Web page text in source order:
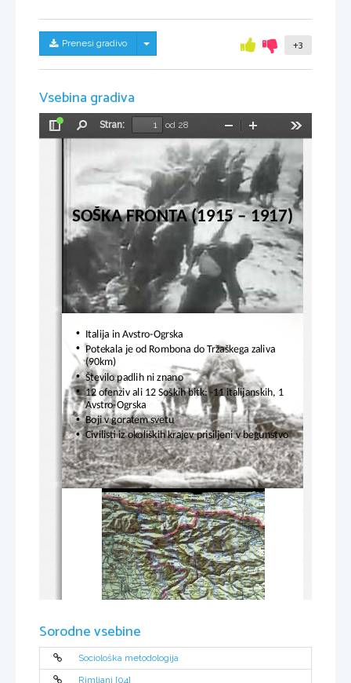
Prenesi gradivo Skrij/prikaži meni +3
Vsebina gradiva
Preklopi
Stran:
od 28
Pomanjšaj
SOŠKA FRONTA (1915 – 1917)
• Italija in Avstro-Ogrska
• Potekala je od Rombona do Tržaškega zaliva
(90km)
• Število padlih ni znano
• 12 ofenziv ali 12 Soških bitk: -11 italijanskih, 1
Avstro-Ogrska
• Boji v goratem svetu
• Civilisti iz okoliških krajev prisiljeni v begunstvo
Sorodne vsebine
Sociološka metodologija
Rimljani [04]